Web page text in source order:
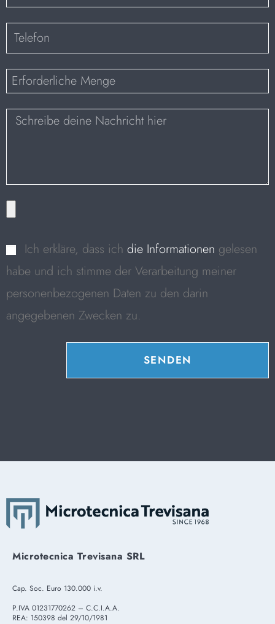
Ich erkläre, dass ich die Informationen gelesen
habe und ich stimme der Verarbeitung meiner
personenbezogenen Daten zu den darin
angegebenen Zwecken zu.
SENDEN
Microtecnica Trevisana SRL
Cap. Soc. Euro 130.000 i.v.
P.IVA 01231770262 – C.C.I.A.A.
REA: 150398 del 29/10/1981